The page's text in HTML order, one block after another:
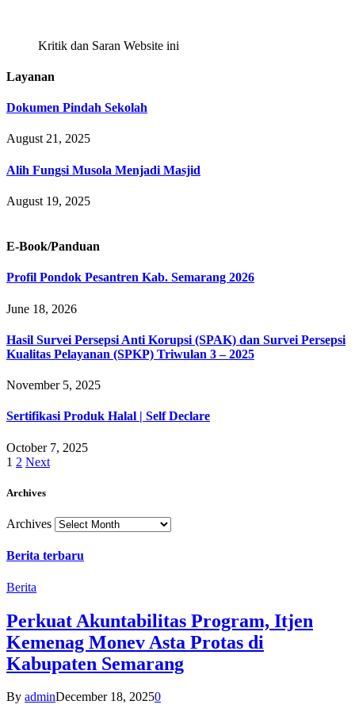
Kritik dan Saran Website ini
Layanan
Dokumen Pindah Sekolah
August 21, 2025
Alih Fungsi Musola Menjadi Masjid
August 19, 2025
E-Book/Panduan
Profil Pondok Pesantren Kab. Semarang 2026
June 18, 2026
Hasil Survei Persepsi Anti Korupsi (SPAK) dan Survei Persepsi
Kualitas Pelayanan (SPKP) Triwulan 3 – 2025
November 5, 2025
Sertifikasi Produk Halal | Self Declare
October 7, 2025
1 2 Next
Archives
Archives
Berita terbaru
Berita
Perkuat Akuntabilitas Program, Itjen
Kemenag Monev Asta Protas di
Kabupaten Semarang
By adminDecember 18, 20250